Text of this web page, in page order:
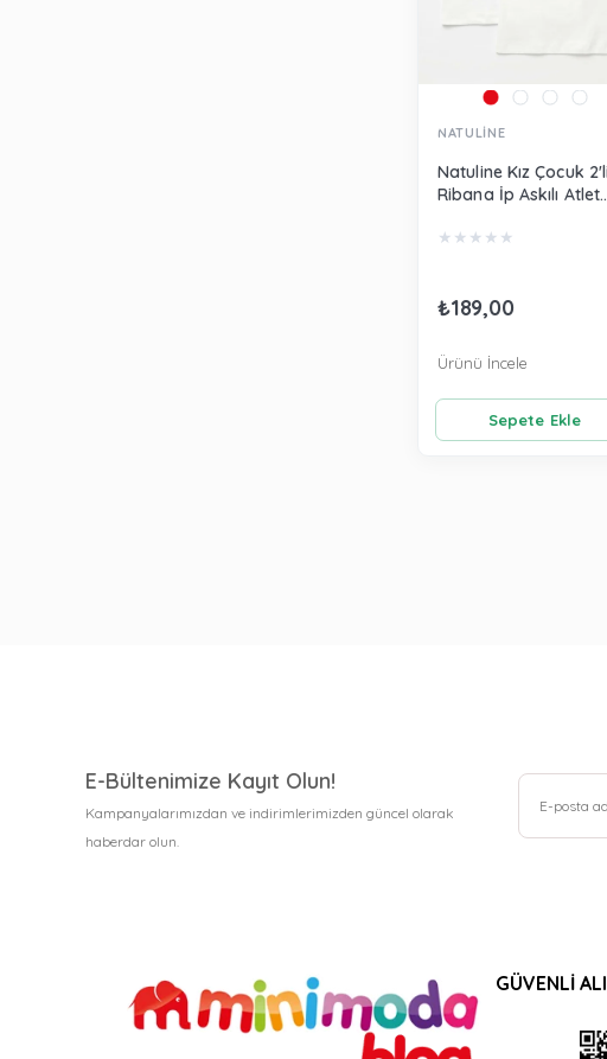
NATULİNE
Natuline Kız Çocuk 2'li
Ribana İp Askılı Atlet
★ ★ ★ ★ ★
₺189,00
Sepete Ekle
Ürünü İncele
E-Bültenimize Kayıt Olun!
Kampanyalarımızdan ve indirimlerimizden güncel olarak
haberdar olun.
GÜVENLİ